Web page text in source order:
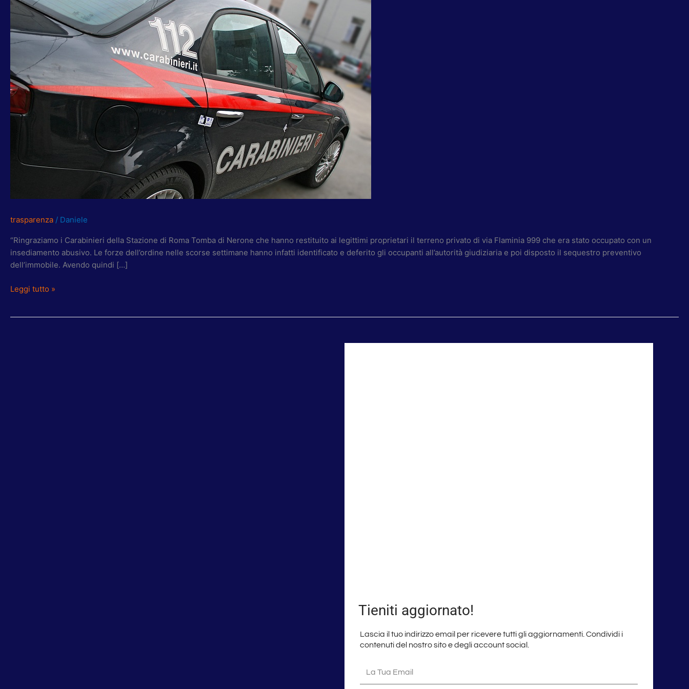
trasparenza / Daniele
“Ringraziamo i Carabinieri della Stazione di Roma Tomba di Nerone che hanno restituito ai legittimi proprietari il terreno privato di via Flaminia 999 che era stato occupato con un
insediamento abusivo. Le forze dell’ordine nelle scorse settimane hanno infatti identificato e deferito gli occupanti all’autorità giudiziaria e poi disposto il sequestro preventivo
dell’immobile. Avendo quindi […]
GRAZIE
CARABINIERI
PER
LIBERATO
TERRENO
VIA
FLAMINIA
DA
Leggi tutto »
Tieniti aggiornato!
Lascia il tuo indirizzo email per ricevere tutti gli aggiornamenti. Condividi i
contenuti del nostro sito e degli account social.
tua
email